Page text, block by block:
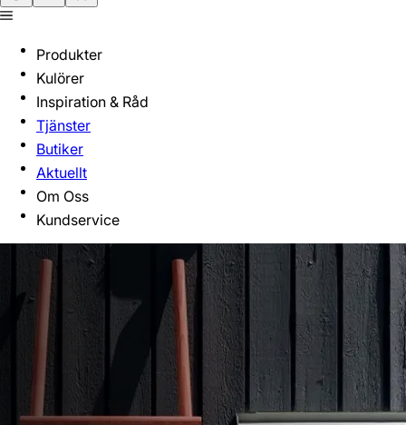
Produkter
Kulörer
Inspiration & Råd
Tjänster
Butiker
Aktuellt
Om Oss
Kundservice